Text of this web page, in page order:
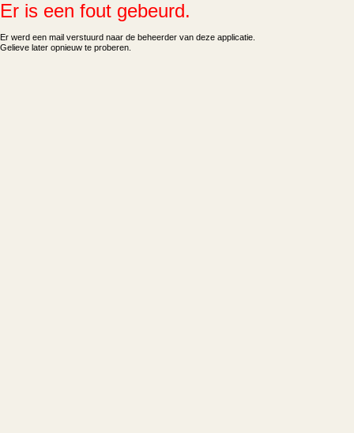
Er is een fout gebeurd.
Er werd een mail verstuurd naar de beheerder van deze applicatie.
Gelieve later opnieuw te proberen.